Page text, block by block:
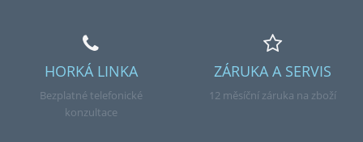
HORKÁ LINKA
Bezplatné telefonické
konzultace
ZÁRUKA A SERVIS
12 měsíční záruka na zboží